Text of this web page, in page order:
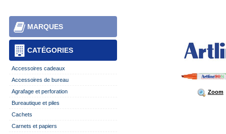
CATÉGORIES
MARQUES
Accessoires cadeaux
Accessoires de bureau
Agrafage et perforation
Bureautique et piles
Cachets
Carnets et papiers
Zoom